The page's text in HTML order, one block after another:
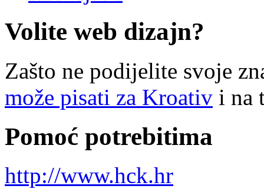
Volite web dizajn?
Zašto ne podijelite svoje
može pisati za Kroativ i na
Pomoć potrebitima
http://www.hck.hr